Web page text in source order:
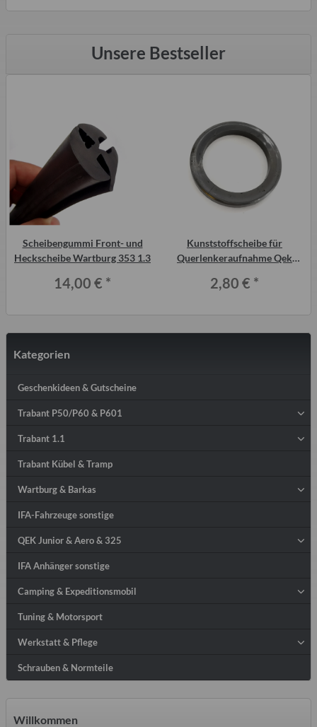
Unsere Bestseller
Scheibengummi Front- und
Heckscheibe Wartburg 353 1.3
14,00 € *
Kunststoffscheibe für
Querlenkeraufnahme Qek
2,80 € *
Kategorien
Geschenkideen & Gutscheine
Trabant P50/P60 & P601
Trabant 1.1
Trabant Kübel & Tramp
Wartburg & Barkas
IFA-Fahrzeuge sonstige
QEK Junior & Aero & 325
IFA Anhänger sonstige
Camping & Expeditionsmobil
Tuning & Motorsport
Werkstatt & Pflege
Schrauben & Normteile
Willkommen